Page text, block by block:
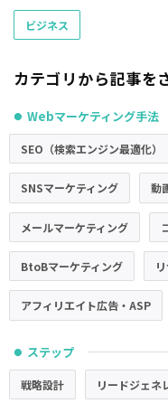
ビジネス
カテゴリから記事を
● Webマーケティング手法
SEO（検索エンジン最適化）
SNSマーケティング 動
メールマーケティング
BtoBマーケティング
アフィリエイト広告・ASP
● ステップ
戦略設計 リードジェネ